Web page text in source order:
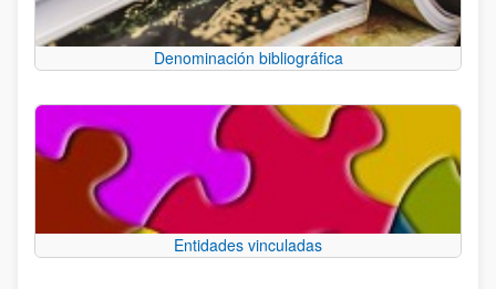
Denominación bibliográfica
Entidades vinculadas